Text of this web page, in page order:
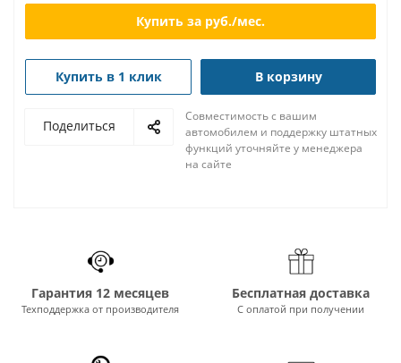
Купить за руб./мес.
Купить в 1 клик В корзину
Поделиться
Совместимость с вашим
автомобилем и поддержку штатных
функций уточняйте у менеджера
на сайте
Гарантия 12 месяцев
Техподдержка от производителя
Бесплатная доставка
С оплатой при получении